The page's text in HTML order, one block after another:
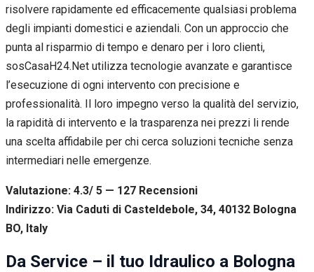
risolvere rapidamente ed efficacemente qualsiasi problema
degli impianti domestici e aziendali. Con un approccio che
punta al risparmio di tempo e denaro per i loro clienti,
sosCasaH24.Net utilizza tecnologie avanzate e garantisce
l’esecuzione di ogni intervento con precisione e
professionalità. Il loro impegno verso la qualità del servizio,
la rapidità di intervento e la trasparenza nei prezzi li rende
una scelta affidabile per chi cerca soluzioni tecniche senza
intermediari nelle emergenze.
Valutazione: 4.3/ 5 — 127 Recensioni
Indirizzo: Via Caduti di Casteldebole, 34, 40132 Bologna
BO, Italy
Da Service – il tuo Idraulico a Bologna